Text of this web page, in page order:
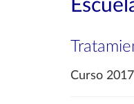
Curso